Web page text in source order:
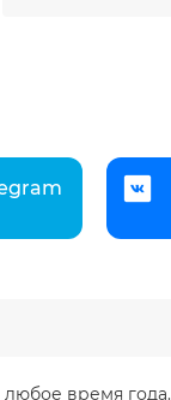
время года.​